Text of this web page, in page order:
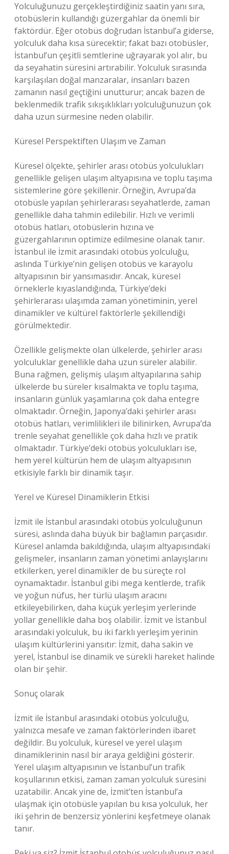
Yolculuğunuzu gerçekleştirdiğiniz saatin yanı sıra,
otobüslerin kullandığı güzergahlar da önemli bir
faktördür. Eğer otobüs doğrudan İstanbul’a giderse,
yolculuk daha kısa sürecektir; fakat bazı otobüsler,
İstanbul’un çeşitli semtlerine uğrayarak yol alır, bu
da seyahatin süresini artırabilir. Yolculuk sırasında
karşılaşılan doğal manzaralar, insanları bazen
zamanın nasıl geçtiğini unutturur; ancak bazen de
beklenmedik trafik sıkışıklıkları yolculuğunuzun çok
daha uzun sürmesine neden olabilir.
Küresel Perspektiften Ulaşım ve Zaman
Küresel ölçekte, şehirler arası otobüs yolculukları
genellikle gelişen ulaşım altyapısına ve toplu taşıma
sistemlerine göre şekillenir. Örneğin, Avrupa’da
otobüsle yapılan şehirlerarası seyahatlerde, zaman
genellikle daha tahmin edilebilir. Hızlı ve verimli
otobüs hatları, otobüslerin hızına ve
güzergahlarının optimize edilmesine olanak tanır.
İstanbul ile İzmit arasındaki otobüs yolculuğu,
aslında Türkiye’nin gelişen otobüs ve karayolu
altyapısının bir yansımasıdır. Ancak, küresel
örneklerle kıyaslandığında, Türkiye’deki
şehirlerarası ulaşımda zaman yönetiminin, yerel
dinamikler ve kültürel faktörlerle şekillendiği
görülmektedir.
Özellikle gelişmekte olan ülkelerde, şehirler arası
yolculuklar genellikle daha uzun süreler alabilir.
Buna rağmen, gelişmiş ulaşım altyapılarına sahip
ülkelerde bu süreler kısalmakta ve toplu taşıma,
insanların günlük yaşamlarına çok daha entegre
olmaktadır. Örneğin, Japonya’daki şehirler arası
otobüs hatları, verimlilikleri ile bilinirken, Avrupa’da
trenle seyahat genellikle çok daha hızlı ve pratik
olmaktadır. Türkiye’deki otobüs yolculukları ise,
hem yerel kültürün hem de ulaşım altyapısının
etkisiyle farklı bir dinamik taşır.
Yerel ve Küresel Dinamiklerin Etkisi
İzmit ile İstanbul arasındaki otobüs yolculuğunun
süresi, aslında daha büyük bir bağlamın parçasıdır.
Küresel anlamda bakıldığında, ulaşım altyapısındaki
gelişmeler, insanların zaman yönetimi anlayışlarını
etkilerken, yerel dinamikler de bu süreçte rol
oynamaktadır. İstanbul gibi mega kentlerde, trafik
ve yoğun nüfus, her türlü ulaşım aracını
etkileyebilirken, daha küçük yerleşim yerlerinde
yollar genellikle daha boş olabilir. İzmit ve İstanbul
arasındaki yolculuk, bu iki farklı yerleşim yerinin
ulaşım kültürlerini yansıtır: İzmit, daha sakin ve
yerel, İstanbul ise dinamik ve sürekli hareket halinde
olan bir şehir.
Sonuç olarak
İzmit ile İstanbul arasındaki otobüs yolculuğu,
yalnızca mesafe ve zaman faktörlerinden ibaret
değildir. Bu yolculuk, küresel ve yerel ulaşım
dinamiklerinin nasıl bir araya geldiğini gösterir.
Yerel ulaşım altyapısının ve İstanbul’un trafik
koşullarının etkisi, zaman zaman yolculuk süresini
uzatabilir. Ancak yine de, İzmit’ten İstanbul’a
ulaşmak için otobüsle yapılan bu kısa yolculuk, her
iki şehrin de benzersiz yönlerini keşfetmeye olanak
tanır.